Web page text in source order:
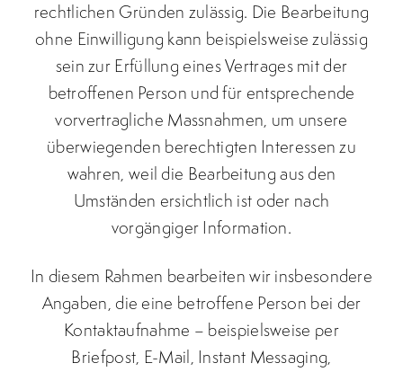
rechtlichen Gründen zulässig. Die Bearbeitung
ohne Einwilligung kann beispielsweise zulässig
sein zur Erfüllung eines Vertrages mit der
betroffenen Person und für entsprechende
vorvertragliche Massnahmen, um unsere
überwiegenden berechtigten Interessen zu
wahren, weil die Bearbeitung aus den
Umständen ersichtlich ist oder nach
vorgängiger Information.
In diesem Rahmen bearbeiten wir insbesondere
Angaben, die eine betroffene Person bei der
Kontaktaufnahme – beispielsweise per
Briefpost, E-Mail, Instant Messaging,